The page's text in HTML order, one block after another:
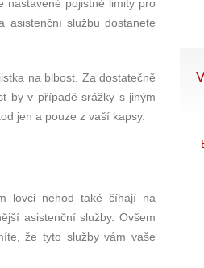
nastavené pojistné limity pro
asistenční službu dostanete
na blbost. Za dostatečně
by v případě srážky s jiným
jen a pouze z vaší kapsy.
lovci nehod také číhají na
asistenční služby. Ovšem
že tyto služby vám vaše